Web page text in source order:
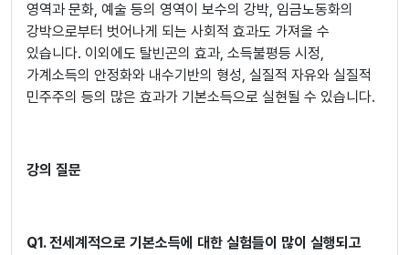
영역과 문화, 예술 등의 영역이 보수의 강박, 임금노동화의
강박으로부터 벗어나게 되는 사회적 효과도 가져올 수
있습니다. 이외에도 탈빈곤의 효과, 소득불평등 시정,
가계소득의 안정화와 내수기반의 형성, 실질적 자유와 실질적
민주주의 등의 많은 효과가 기본소득으로 실현될 수 있습니다.
강의 질문
Q1. 전세계적으로 기본소득에 대한 실험들이 많이 실행되고